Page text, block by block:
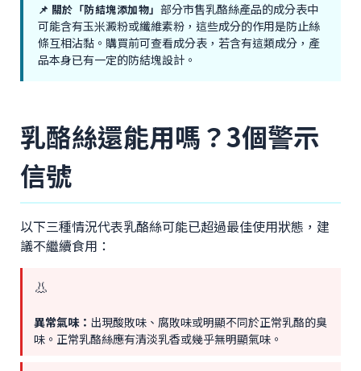
📌 關於「防結塊添加物」 部分市售乳酪絲產品的成分表中
可能含有玉米澱粉或纖維素粉，這些成分的作用是防止絲
條互相沾黏。購買前可查看成分表，若含有這類成分，產
品本身已有一定的防結塊設計。
乳酪絲還能用嗎？3個警示
信號
以下三種情況代表乳酪絲可能已超過最佳使用狀態，建
議不繼續食用：
👃
異常氣味： 出現酸敗味、腐敗味或明顯不同於正常乳酪的臭
味。正常乳酪絲應有清淡乳香或幾乎無明顯氣味。